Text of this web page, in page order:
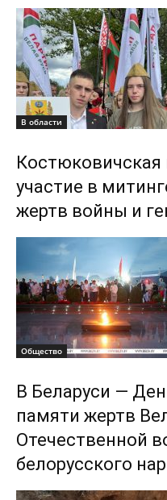
В области
участие в
жертв войны и
Общество
В Беларуси —
памяти жертв
Отечественной
белорусского